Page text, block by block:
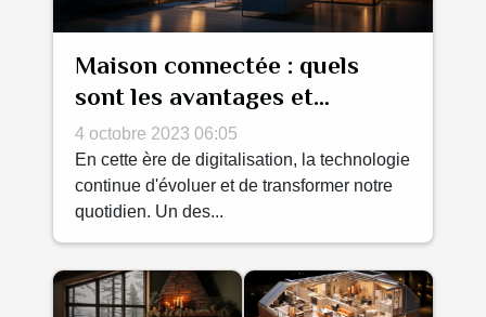
Maison connectée : quels
sont les avantages et
inconvénients?
4 octobre 2023 06:05
En cette ère de digitalisation, la technologie
continue d'évoluer et de transformer notre
quotidien. Un des...